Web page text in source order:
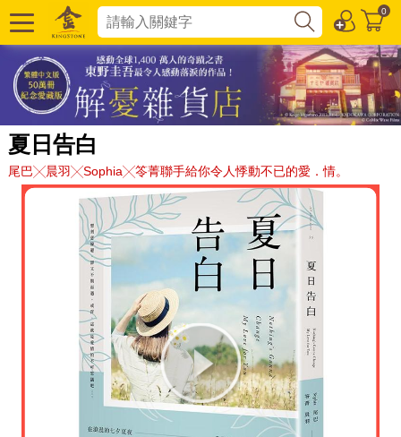
0
夏日告白
尾巴╳晨羽╳Sophia╳笭菁聯手給你令人悸動不已的愛．情。